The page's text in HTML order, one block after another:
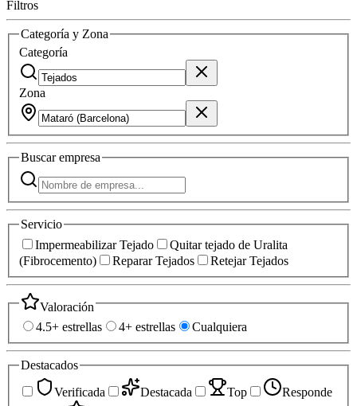
Filtros
Categoría y Zona
Categoría
Zona
Buscarempresa
Servicio
Impermeabilizar Tejado
Quitar tejado de Uralita
(Fibrocemento)
Reparar Tejados Retejar Tejados
Valoración
4.5+ estrellas
4+ estrellas Cualquiera
Destacados
Verificada
Destacada Top
Responde